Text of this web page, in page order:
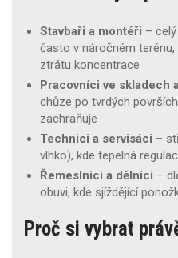
Stavbaři a montéři –
často v náročném
ztrátu koncentrace
Pracovníci ve skladech
chůze po tvrdých
zachraňuje
Technici a servisáci –
vlhko), kde tepelná
Řemeslníci a dělníci –
obuvi, kde sjíždějící
Proč si vybrat